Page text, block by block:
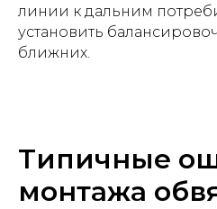
линии к дальним
установить
ближних.
Типичные
монтажа